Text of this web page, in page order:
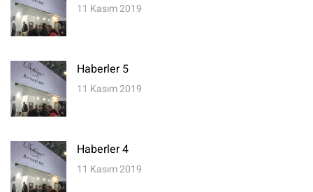
11 Kasım 2019
Haberler 5
11 Kasım 2019
Haberler 4
11 Kasım 2019